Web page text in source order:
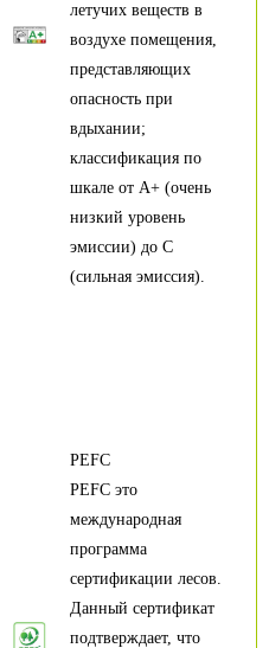
летучих веществ в
воздухе помещения,
представляющих
опасность при
вдыхании;
классификация по
шкале от А+ (очень
низкий уровень
эмиссии) до С
(сильная эмиссия).
PEFC
PEFC это
международная
программа
сертификации лесов.
Данный сертификат
подтверждает, что